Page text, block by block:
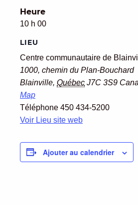
Heure
10 h 00
LIEU
Centre communautaire de
1000, chemin du Plan-Bouchard
Blainville, Québec J7C 3S9
Map
Téléphone 450 434-5200
Voir Lieu site web
Ajouter au calendrier